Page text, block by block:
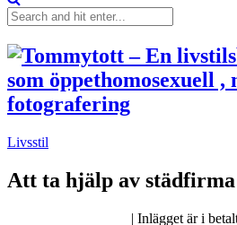
Livsstil
Att ta hjälp av städfirma
| Inlägget är i